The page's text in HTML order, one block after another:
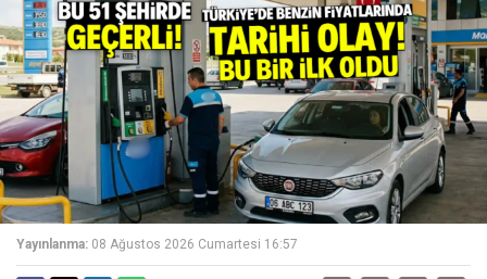
Yayınlanma: 08 Ağustos 2026 Cumartesi 16:57